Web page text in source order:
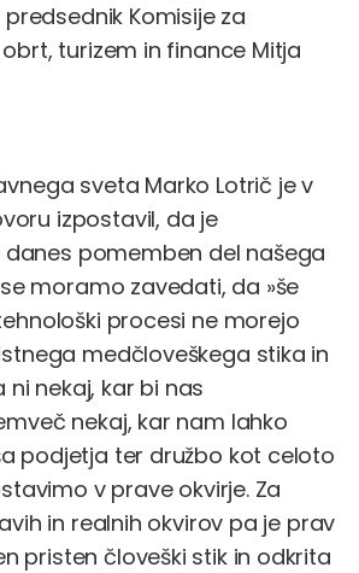
Komisije za
turizem in finance Mitja
sveta Marko Lotrič je v
izpostavil, da je
danes pomemben del našega
moramo zavedati, da »še
procesi ne morejo
medčloveškega stika in
nekaj, kar bi nas
nekaj, kar nam lahko
podjetja ter družbo kot celoto
v prave okvirje. Za
in realnih okvirov pa je prav
pristen človeški stik in odkrita